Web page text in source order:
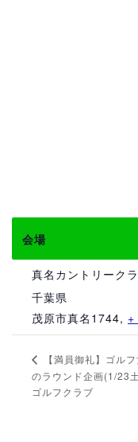
会場
真名カントリーク
千葉県
茂原市真名1744,
【満員御礼】ゴル
のラウンド企画(1/23
ゴルフクラブ